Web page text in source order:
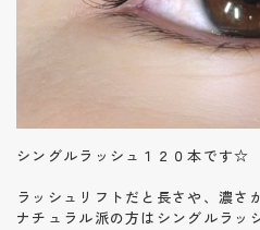
シングルラッシュ１２０本です☆
ラッシュリフトだと長さや、濃さ
ナチュラル派の方はシングルラッ